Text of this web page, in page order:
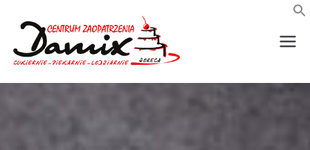
treści
wszystko
dla
wszystko dla piekarni,